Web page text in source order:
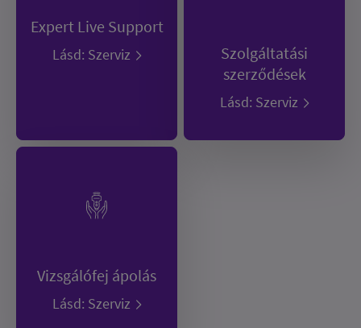
Expert Live Support
Lásd: Szerviz
Szolgáltatási
szerződések
Lásd: Szerviz
Vizsgálófej ápolás
Lásd: Szerviz